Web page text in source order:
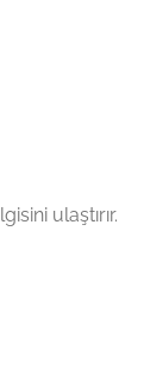
ulaştırır.